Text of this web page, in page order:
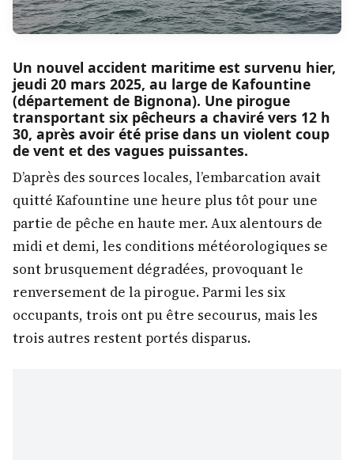
Un nouvel accident maritime est survenu hier,
jeudi 20 mars 2025, au large de Kafountine
(département de Bignona). Une pirogue
transportant six pêcheurs a chaviré vers 12 h
30, après avoir été prise dans un violent coup
de vent et des vagues puissantes.
D’après des sources locales, l’embarcation avait
quitté Kafountine une heure plus tôt pour une
partie de pêche en haute mer. Aux alentours de
midi et demi, les conditions météorologiques se
sont brusquement dégradées, provoquant le
renversement de la pirogue. Parmi les six
occupants, trois ont pu être secourus, mais les
trois autres restent portés disparus.